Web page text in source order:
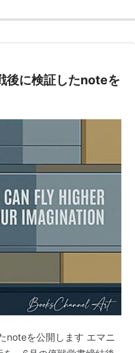
後に検証したnoteを
noteを公開します エマニ